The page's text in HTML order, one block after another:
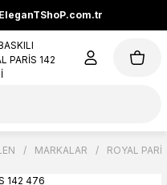
MARKALAR ROYAL